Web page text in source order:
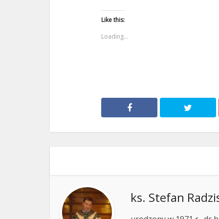
Like this:
Loading...
ks. Stefan